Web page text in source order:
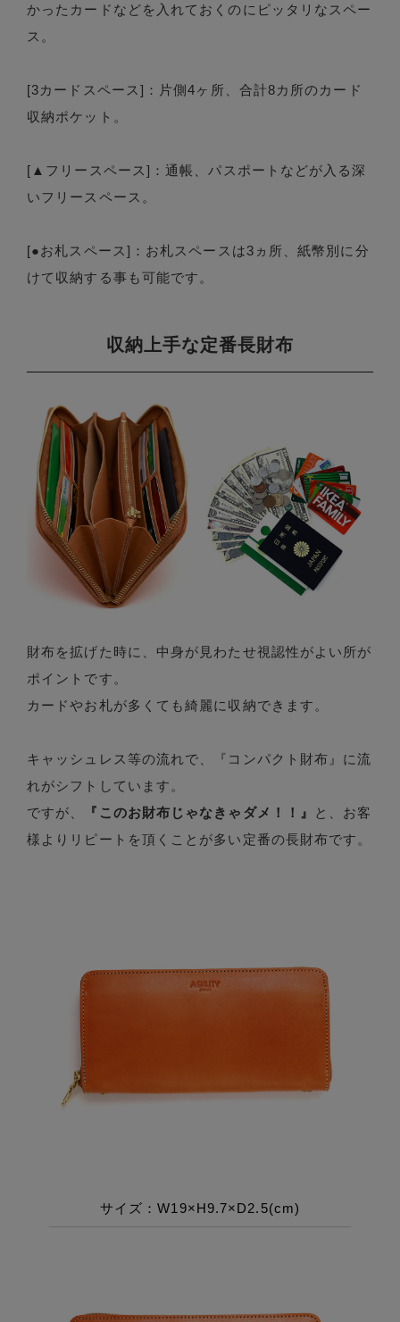
かったカードなどを入れておくのにピッタリなスペー
ス。
[3カードスペース]：片側4ヶ所、合計8カ所のカード
収納ポケット。
[▲フリースペース]：通帳、パスポートなどが入る深
いフリースペース。
[●お札スペース]：お札スペースは3ヵ所、紙幣別に分
けて収納する事も可能です。
収納上手な定番長財布
財布を拡げた時に、中身が見わたせ視認性がよい所が
ポイントです。
カードやお札が多くても綺麗に収納できます。
キャッシュレス等の流れで、『コンパクト財布』に流
れがシフトしています。
ですが、
『このお財布じゃなきゃダメ！！』
と、お客
様よりリピートを頂くことが多い定番の長財布です。